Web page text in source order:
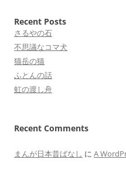
ー
シ
ョ
ン
Recent Posts
さるやの石
不思議なコマ犬
猫岳の猫
ふとんの話
虹の渡し舟
Recent Comments
まんが日本昔ばなし に A